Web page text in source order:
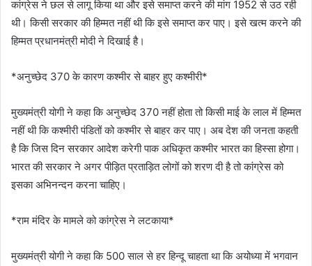
कांग्रेस ने छल से लागू किया था और इसे समाप्त करने की मांग 1952 से उठ रही
थी। किसी सरकार की हिम्मत नहीं थी कि इसे समाप्त कर पाए। इसे खत्म करने की
हिम्मत प्रधानमंत्री मोदी ने दिखाई है।
*अनुच्छेद 370 के कारण कश्मीर से बाहर हुए कश्मीरी*
मुख्यमंत्री योगी ने कहा कि अनुच्छेद 370 नहीं होता तो किसी माई के लाल में हिम्मत
नहीं थी कि कश्मीरी पंडितों को कश्मीर से बाहर कर पाए। अब देश की जनता कहती
है कि जिस दिन सरकार आदेश करेगी पाक अधिकृत कश्मीर भारत का हिस्सा होगा।
भारत की सरकार ने अगर पीड़ित प्रताड़ित लोगों को शरण दी है तो कांग्रेस को
इसका अभिनन्दन करना चाहिए।
*राम मंदिर के मामले को कांग्रेस ने लटकाया*
मुख्यमंत्री योगी ने कहा कि 500 साल से हर हिन्दू चाहता था कि अयोध्या में भगवान